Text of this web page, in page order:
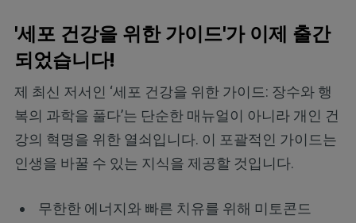
'세포 건강을 위한 가이드'가 이제 출간
되었습니다!
제 최신 저서인 ‘세포 건강을 위한 가이드: 장수와 행
복의 과학을 풀다’는 단순한 매뉴얼이 아니라 개인 건
강의 혁명을 위한 열쇠입니다. 이 포괄적인 가이드는
인생을 바꿀 수 있는 지식을 제공할 것입니다.
무한한 에너지와 빠른 치유를 위해 미토콘드